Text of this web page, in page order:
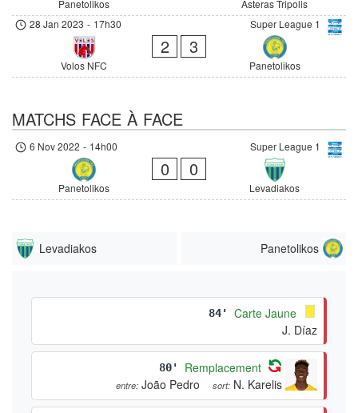
Panetolikos
Asteras Tripolis
Super League 1
28 Jan 2023 - 17h30
Volos NFC
2 3
Panetolikos
MATCHS FACE À FACE
Super League 1
6 Nov 2022 - 14h00
Panetolikos
0 0
Levadiakos
Levadiakos Panetolikos
84'
Carte Jaune
J. Díaz
80' Remplacement
entre: João Pedro sort: N. Karelis